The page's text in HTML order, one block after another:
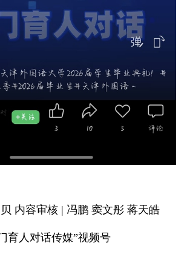
内容审核 | 冯鹏 窦文彤 蒋天皓
育人对话传媒”视频号